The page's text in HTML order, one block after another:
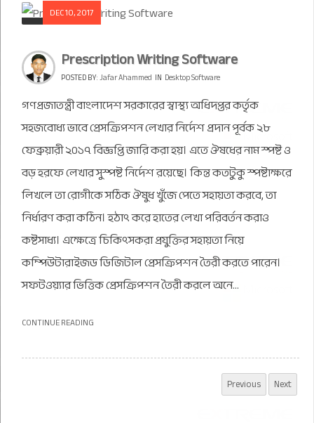
DEC 10, 2017
Prescription Writing Software
POSTED BY:Jafar Ahammed IN Desktop Software
গণপ্রজাতন্ত্রী বাংলাদেশ সরকারের স্বাস্থ্য অধিদপ্তর কর্তৃক
সহজবোধ্য ভাবে প্রেসক্রিপশন লেখার নির্দেশ প্রদান পূর্বক ২৮
ফেব্রুয়ারী ২০১৭ বিজ্ঞপ্তি জারি করা হয়। এতে ঔষধের নাম স্পষ্ট ও
বড় হরফে লেখার সুস্পষ্ট নির্দেশ রয়েছে। কিন্ত কতটুকু স্পষ্টাক্ষরে
লিখলে তা রোগীকে সঠিক ঔষুধ খুঁজে পেতে সহায়তা করবে, তা
নির্ধারণ করা কঠিন। হঠাৎ করে হাতের লেখা পরিবর্তন করাও
কষ্টসাধ্য। এক্ষেত্রে চিকিৎসকরা প্রযুক্তির সহায়তা নিয়ে
কম্পিউটারাইজড ডিজিটাল প্রেসক্রিপশন তৈরী করতে পারেন।
সফটওয়্যার ভিত্তিক প্রেসক্রিপশন তৈরী করলে অনে...
CONTINUE READING